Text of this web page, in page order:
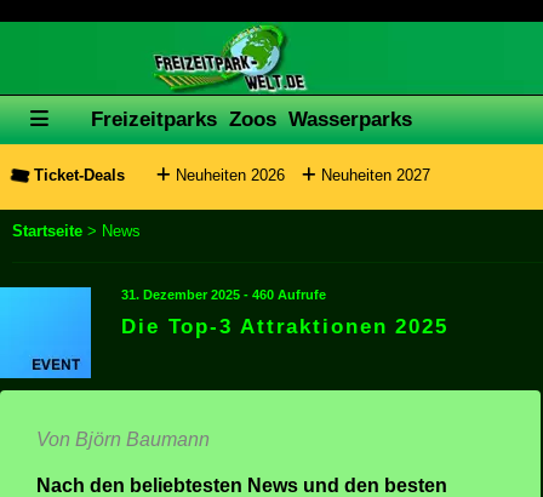
Freizeitparks Zoos Wasserparks
Ticket-Deals Neuheiten 2026 Neuheiten 2027
Startseite > News
31. Dezember 2025 - 460 Aufrufe
Die Top-3 Attraktionen 2025
Von Björn Baumann
Nach den beliebtesten News und den besten